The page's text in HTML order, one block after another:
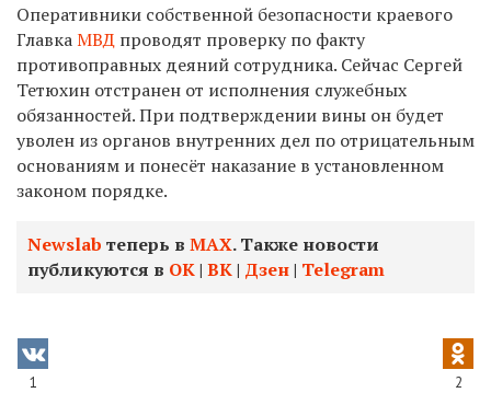
Оперативники собственной безопасности краевого
ГлавкаМВД проводят проверку по факту
противоправных деяний сотрудника. Сейчас Сергей
Тетюхин отстранен от исполнения служебных
обязанностей. При подтверждении вины он будет
уволен из органов внутренних дел по отрицательным
основаниям и понесёт наказание в установленном
законом порядке.
Newslab теперь в МАХ. Также новости
публикуются в ОК| ВК| Дзен| Telegram
1 2